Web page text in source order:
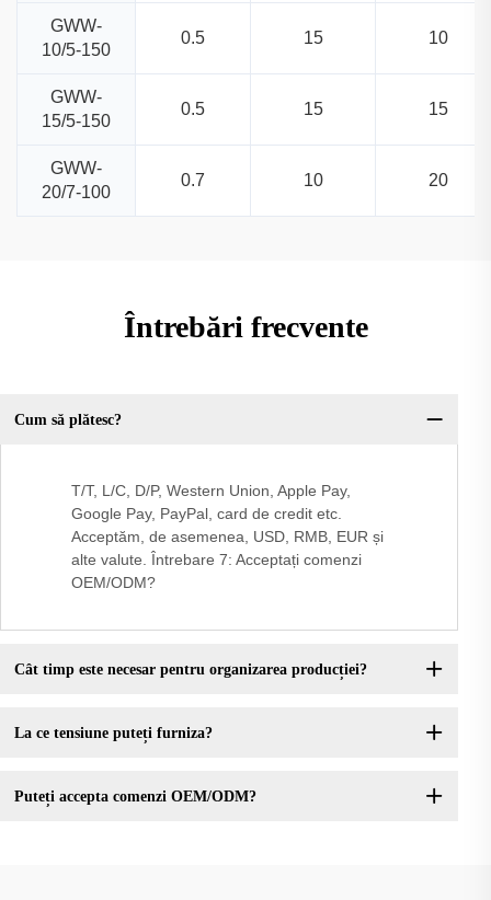
GWW-
10/5-150
0.5 15 10
GWW-
15/5-150
0.5 15 15
GWW-
20/7-100
0.7 10 20
Întrebări frecvente
Cum să plătesc?
T/T, L/C, D/P, Western Union, Apple Pay,
Google Pay, PayPal, card de credit etc.
Acceptăm, de asemenea, USD, RMB, EUR și
alte valute. Întrebare 7: Acceptați comenzi
OEM/ODM?
Cât timp este necesar pentru organizarea producției?
La ce tensiune puteți furniza?
Puteți accepta comenzi OEM/ODM?